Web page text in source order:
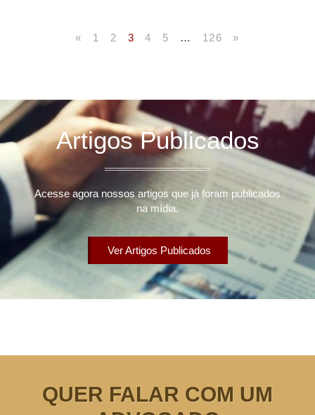
« 1 2 3 4 5 … 126 »
Artigos Publicados
Acesse agora nossos artigos que já foram publicados
na mídia.
Ver Artigos Publicados
QUER FALAR COM UM